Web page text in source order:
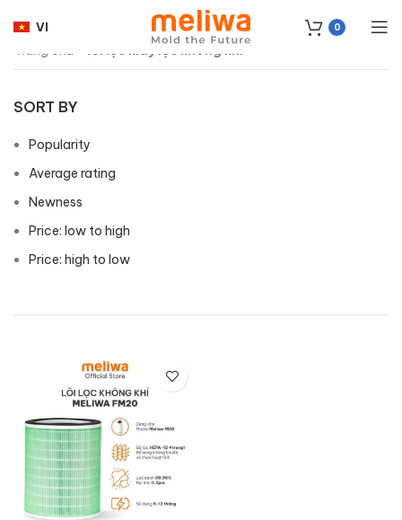
VI 0
Trang chủ lõi lọc máy lọc không khí
SORT BY
Popularity
Average rating
Newness
Price: low to high
Price: high to low